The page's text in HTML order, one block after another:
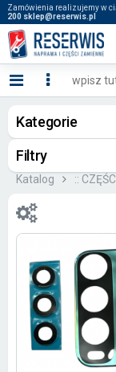
Zamówienia realizujemy w
200 sklep@reserwis.pl
Kategorie
Filtry
Katalog ::